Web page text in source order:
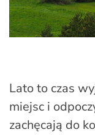
Lato to czas
miejsc i
zachęcają do